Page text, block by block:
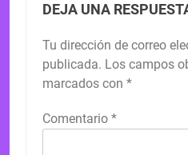
DEJA UNA
Tu dirección de correo
publicada. Los campos
marcados con *
Comentario *